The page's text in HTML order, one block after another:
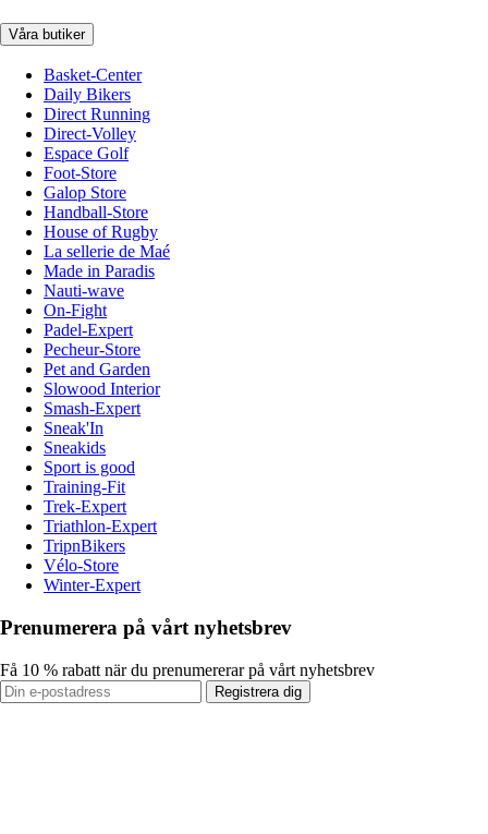
Våra butiker
Basket-Center
Daily Bikers
Direct Running
Direct-Volley
Espace Golf
Foot-Store
Galop Store
Handball-Store
House of Rugby
La sellerie de Maé
Made in Paradis
Nauti-wave
On-Fight
Padel-Expert
Pecheur-Store
Pet and Garden
Slowood Interior
Smash-Expert
Sneak'In
Sneakids
Sport is good
Training-Fit
Trek-Expert
Triathlon-Expert
TripnBikers
Vélo-Store
Winter-Expert
Prenumerera på vårt nyhetsbrev
Få 10 % rabatt när du prenumererar på vårt nyhetsbrev
Registrera dig